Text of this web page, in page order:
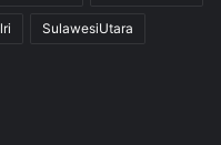
SulawesiUtara